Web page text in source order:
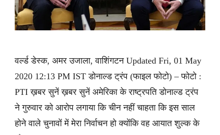
वर्ल्ड डेस्क, अमर उजाला, वाशिंगटन Updated Fri, 01 May
2020 12:13 PM IST डोनाल्ड ट्रंप (फाइल फोटो) – फोटो :
PTI ख़बर सुनें ख़बर सुनें अमेरिका के राष्ट्रपति डोनाल्ड ट्रंप
ने गुरुवार को आरोप लगाया कि चीन नहीं चाहता कि इस साल
होने वाले चुनावों में मेरा निर्वाचन हो क्योंकि वह आयात शुल्क के